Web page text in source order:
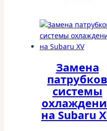
Замена
патрубков
системы
на Subaru